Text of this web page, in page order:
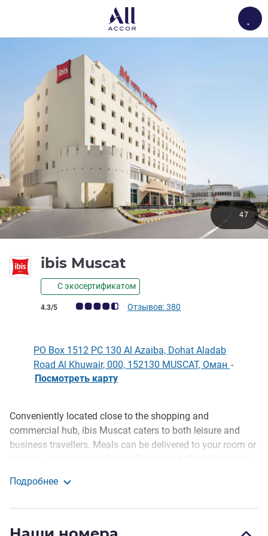
ibis Muscat
С экосертификатом
Примечание: отзывы клиентов (Рейтинг ALL)
4.3/5 Отзывов: 380
47
PO Box 1512 PC 130 Al Azaiba, Dohat Aladab
Road Al Khuwair, 000, 152130 MUSCAT, Оман -
Посмотреть карту
Описание
Conveniently located close to the shopping and
commercial hub, ibis Muscat caters to both leisure and
business travellers. Meals can be delivered to your room or
desk are key highlights. Sultan Qaboos Mosque, Royal
& Exhibition Centre and Muscat International Airport are 15
Подробнее